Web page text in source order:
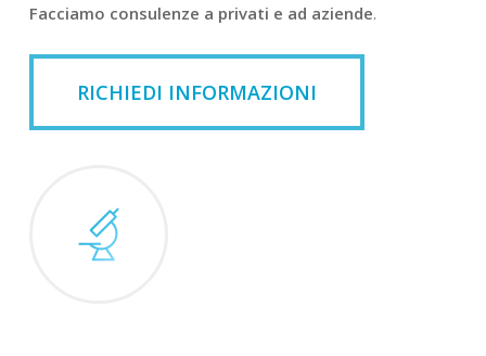
Facciamo consulenze a privati e ad aziende.
RICHIEDI INFORMAZIONI